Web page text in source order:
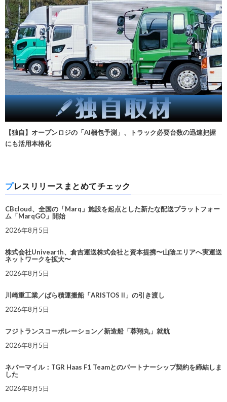
【独自】オープンロジの「AI梱包予測」、トラック必要台数の迅速把握
にも活用本格化
プレスリリースまとめてチェック
CBcloud、全国の「Marq」施設を起点とした新たな配送プラットフォー
ム「MarqGO」開始
2026年8月5日
株式会社Univearth、倉吉運送株式会社と資本提携〜山陰エリアへ実運送
ネットワークを拡大〜
2026年8月5日
川崎重工業／ばら積運搬船「ARISTOS II」の引き渡し
2026年8月5日
フジトランスコーポレーション／新造船「蓉翔丸」就航
2026年8月5日
ネバーマイル：TGR Haas F1 Teamとのパートナーシップ契約を締結しま
した
2026年8月5日